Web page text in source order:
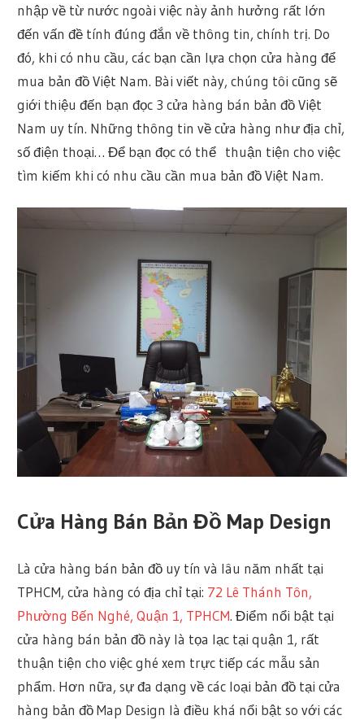
nhập về từ nước ngoài việc này ảnh hưởng rất lớn
đến vấn đề tính đúng đắn về thông tin, chính trị. Do
đó, khi có nhu cầu, các bạn cần lựa chọn cửa hàng để
mua bản đồ Việt Nam. Bài viết này, chúng tôi cũng sẽ
giới thiệu đến bạn đọc 3 cửa hàng bán bản đồ Việt
Nam uy tín. Những thông tin về cửa hàng như địa chỉ,
số điện thoại… Để bạn đọc có thể thuận tiện cho việc
tìm kiếm khi có nhu cầu cần mua bản đồ Việt Nam.
Cửa Hàng Bán Bản Đồ Map Design
Là cửa hàng bán bản đồ uy tín và lâu năm nhất tại
TPHCM, cửa hàng có địa chỉ tại: 72 Lê Thánh Tôn,
Phường Bến Nghé, Quận 1, TPHCM. Điểm nổi bật tại
cửa hàng bán bản đồ này là tọa lạc tại quận 1, rất
thuận tiện cho việc ghé xem trực tiếp các mẫu sản
phẩm. Hơn nữa, sự đa dạng về các loại bản đồ tại cửa
hàng bản đồ Map Design là điều khá nổi bật so với các